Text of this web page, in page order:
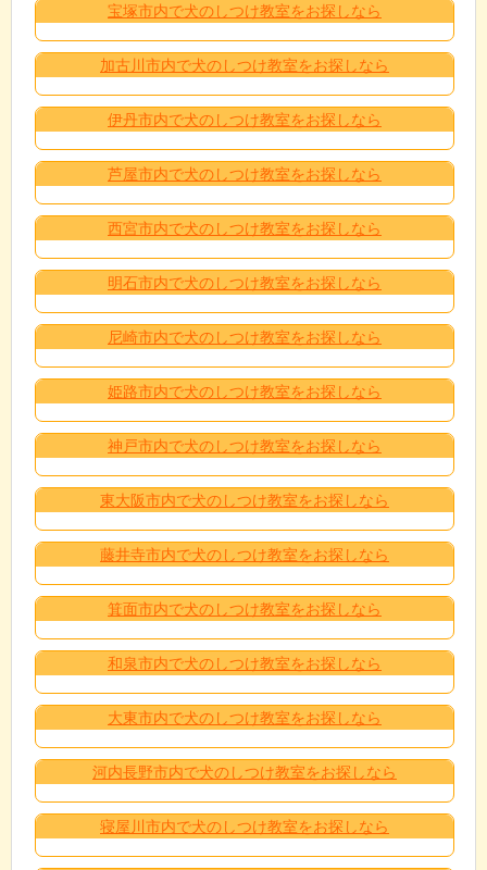
宝塚市内で犬のしつけ教室をお探しなら
加古川市内で犬のしつけ教室をお探しなら
伊丹市内で犬のしつけ教室をお探しなら
芦屋市内で犬のしつけ教室をお探しなら
西宮市内で犬のしつけ教室をお探しなら
明石市内で犬のしつけ教室をお探しなら
尼崎市内で犬のしつけ教室をお探しなら
姫路市内で犬のしつけ教室をお探しなら
神戸市内で犬のしつけ教室をお探しなら
東大阪市内で犬のしつけ教室をお探しなら
藤井寺市内で犬のしつけ教室をお探しなら
箕面市内で犬のしつけ教室をお探しなら
和泉市内で犬のしつけ教室をお探しなら
大東市内で犬のしつけ教室をお探しなら
河内長野市内で犬のしつけ教室をお探しなら
寝屋川市内で犬のしつけ教室をお探しなら